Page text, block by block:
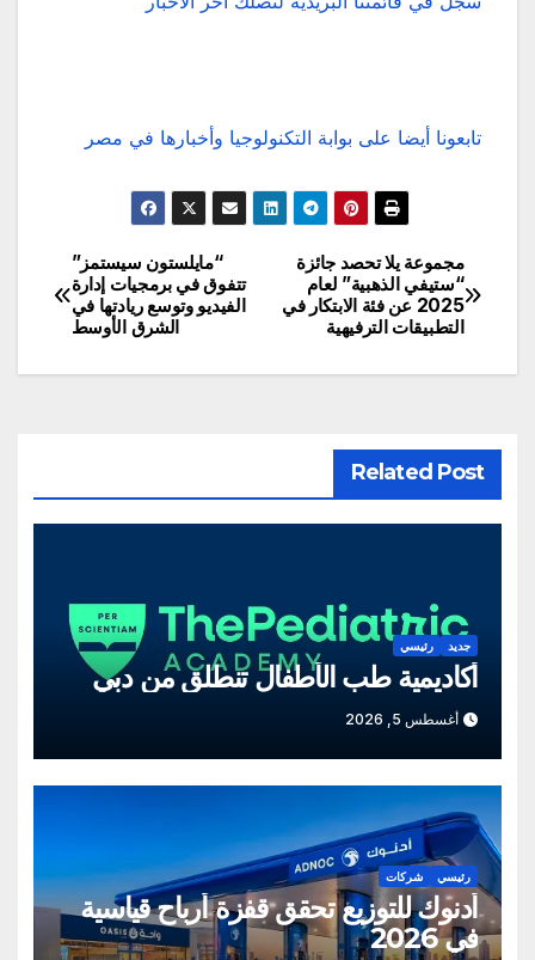
تابعونا أيضا على بوابة التكنولوجيا وأخبارها في مصر
تصفّح
المقالات
“مايلستون سيستمز”
تتفوق في برمجيات إدارة
الفيديو وتوسع ريادتها في
الشرق الأوسط
مجموعة يلا تحصد جائزة
“ستيفي الذهبية” لعام
2025 عن فئة الابتكار في
التطبيقات الترفيهية
Related Post
جديد رئيسي
أكاديمية طب الأطفال تنطلق من دبي
أغسطس 5, 2026
رئيسي شركات
أدنوك للتوزيع تحقق قفزة أرباح قياسية
في 2026